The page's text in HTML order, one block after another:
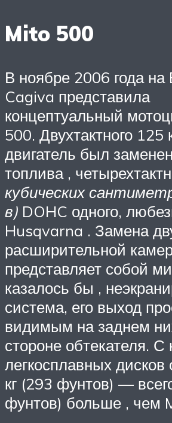
Mito 500
В ноябре 2006 года на
Cagiva представила
концептуальный
500. Двухтактного 125
двигатель был
топлива ,
кубических
в) DOHC одного,
Husqvarna . Замена
расширительной
представляет собой
казалось бы ,
система, его выход
видимым на заднем
стороне обтекателя. С
легкосплавных дисков
кг (293 фунтов) —
фунтов) больше , чем